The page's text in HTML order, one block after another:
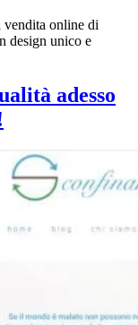
online di
design unico e
adesso